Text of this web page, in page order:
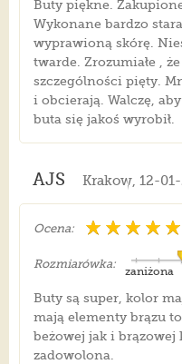
Buty piękne.
Wykonane bardzo
wyprawioną skórę.
twarde. Zrozumiałe ,
szczególności pięty.
i obcierają. Walczę,
buta się jakoś wyrobił.
AJS Krakow, 12-
Ocena:
Rozmiarówka:
zaniżona
Buty są super, kolor
mają elementy brązu
beżowej jak i brązowej
zadowolona.